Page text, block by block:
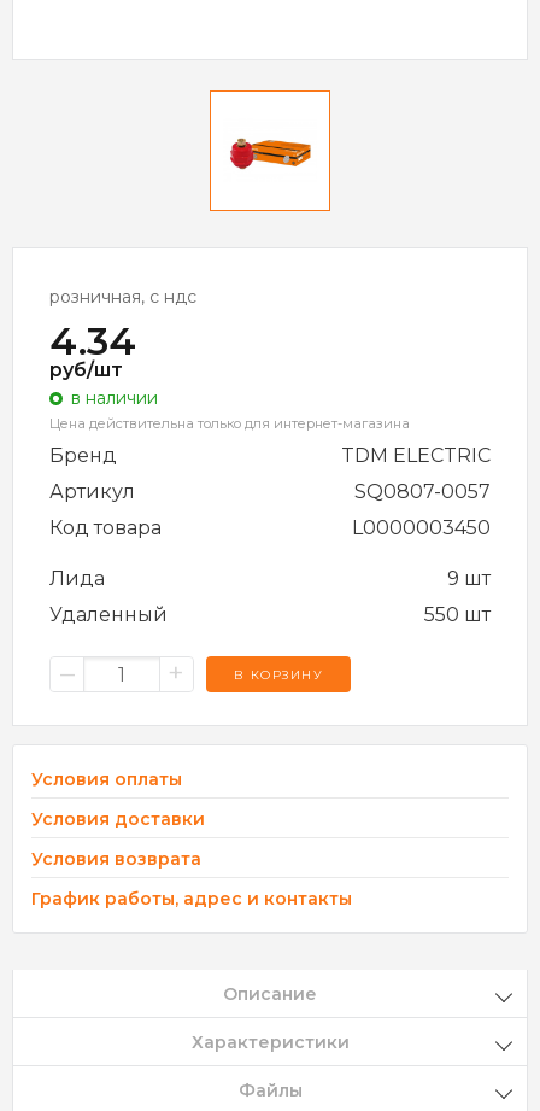
розничная, с ндс
4.34
руб/шт
в наличии
Цена действительна только для интернет-магазина
Бренд
TDM ELECTRIC
Артикул
SQ0807-0057
Код товара
L0000003450
Лида
9 шт
Удаленный
550 шт
– + В КОРЗИНУ
Условия оплаты
Условия доставки
Условия возврата
График работы, адрес и контакты
Описание
Характеристики
Файлы